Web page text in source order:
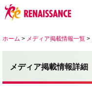
ホーム > メディア掲載情報一覧 >
メディア掲載情報詳細